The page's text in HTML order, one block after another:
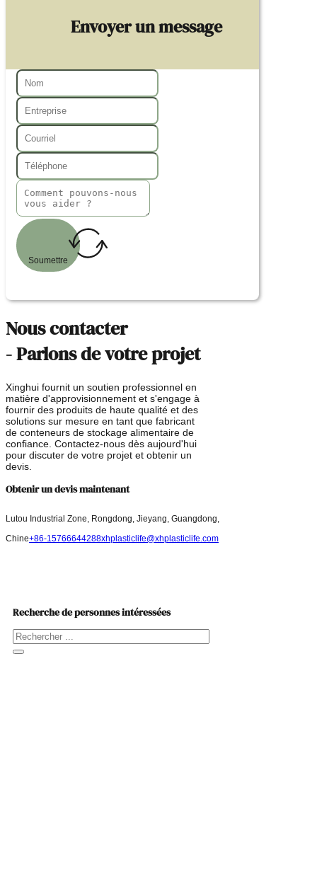
Envoyer un message
Soumettre
Nous contacter
- Parlons de votre projet
Xinghui fournit un soutien professionnel en
matière d'approvisionnement et s'engage à
fournir des produits de haute qualité et des
solutions sur mesure en tant que fabricant
de conteneurs de stockage alimentaire de
confiance. Contactez-nous dès aujourd'hui
pour discuter de votre projet et obtenir un
devis.
Obtenir un devis maintenant
Lutou Industrial Zone, Rongdong, Jieyang, Guangdong,
Chine+86-15766644288xhplasticlife@xhplasticlife.com
Recherche de personnes intéressées
Rechercher